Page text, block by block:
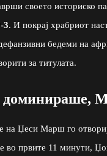
своето историско
3. И покрај храбриот
бедеми на
за титулата.
на Џеси Марш го
во првите 11 минути,